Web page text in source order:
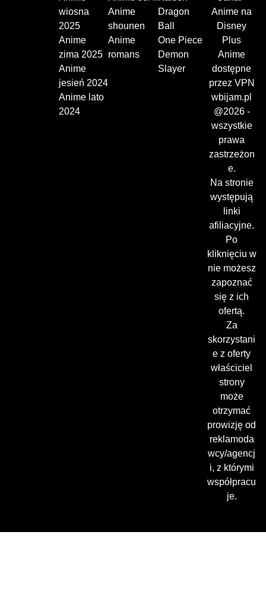
wiosna
2025
Anime
zima 2025
Anime
jesień 2024
Anime lato
2024
Anime
shounen
Anime
romans
Dragon
Ball
One Piece
Demon
Slayer
Anime na
Disney
Plus
Anime
dostępne
przez VPN
wbijam.pl
@2026 -
wszystkie
prawa
zastrzeżon
e.
Na stronie
występują
linki
afiliacyjne.
Po
kliknięciu w
nie możesz
zapoznać
się z ich
ofertą.
Za
skorzystani
e z oferty
właściciel
strony
może
otrzymać
prowizję od
reklamoda
wcy/agencj
i, z którymi
współpracu
je.